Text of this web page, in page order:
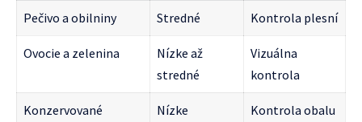
Pečivo a obilniny Stredné Kontrola plesní
Ovocie a zelenina
Nízke až
stredné
Vizuálna
kontrola
Konzervované
Nízke Kontrola obalu